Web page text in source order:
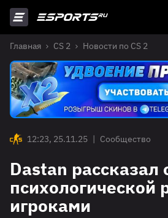
Главная CS 2 Новости по CS 2
12:23, 25.11.25 | Сообщество
Dastan рассказал
психологической
игроками